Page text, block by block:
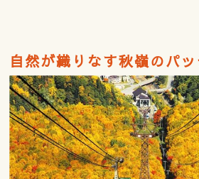
自然が織りなす秋嶺のパ